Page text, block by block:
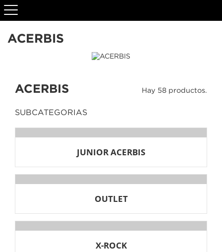
ACERBIS
ACERBIS Hay 58 productos.
SUBCATEGORIAS
JUNIOR ACERBIS
OUTLET
X-ROCK